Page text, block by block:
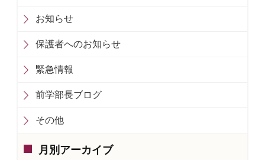
お知らせ
保護者へのお知らせ
緊急情報
前学部長ブログ
その他
月別アーカイブ